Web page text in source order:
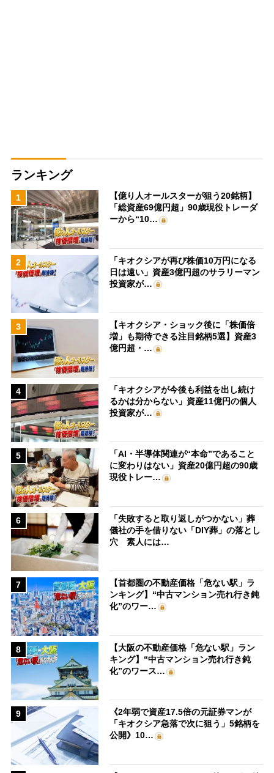
ランキング
1
【億り人オールスターが狙う20銘柄】
「総資産69億円超」90歳現役トレーダ
ーから“10…
2
「キオクシアが再び株価10万円になる
日は遠い」資産3億円超のサラリーマン
投資家が…
3
【キオクシア・ショック後に「株価倍
増」も期待できる注目銘柄5選】資産3
億円超・…
4
「キオクシアが今後も利益を出し続け
るかは分からない」資産11億円の個人
投資家が…
5
「AI・半導体関連が“本命”であること
に変わりはない」資産20億円超の90歳
現役トレー…
6
「失敗すると取り返しがつかない」葬
儀社の手を借りない「DIY葬」の落とし
穴 素人には…
7
【首都圏の不動産価格「危ない駅」ラ
ンキング】“中古マンション売れ行き鈍
化”のワー…
8
【大阪の不動産価格「危ない駅」ラン
キング】“中古マンション売れ行き鈍
化”のワース…
9
《2年弱で資産17.5倍の元証券マンが
「キオクシア急落で次に狙う」5銘柄を
公開》10…